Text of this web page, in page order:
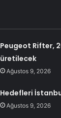
Peugeot Rifter,
üretilecek
Ağustos 9, 2026
Hedefleri
Ağustos 9, 2026